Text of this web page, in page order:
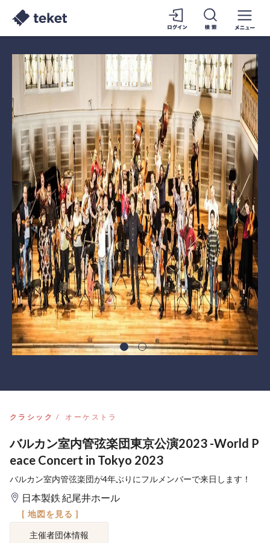
クラシック オーケストラ
バルカン室内管弦楽団東京公演2023 -World P
eace Concert in Tokyo 2023
バルカン室内管弦楽団が4年ぶりにフルメンバーで来日します！
日本製鉄 紀尾井ホール
[ 地図を見る ]
主催者団体情報